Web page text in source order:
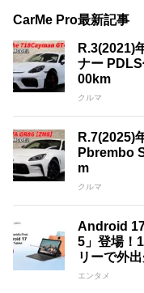
CarMe Pro最新記事
R.3(2021)
ナー
00km
クルマ
R.7(2025)
Pbrembo
m
クルマ
Android
5」登場！
リーで外
エンタメ